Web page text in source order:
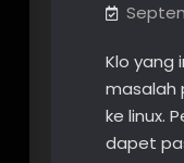
Klo yang
masalah
ke linux.
dapet